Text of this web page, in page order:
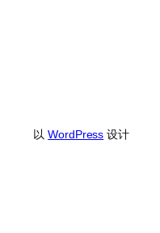
以WordPress 设计